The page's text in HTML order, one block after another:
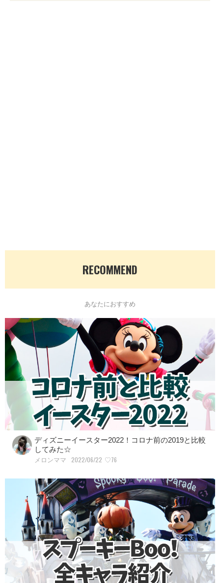
RECOMMEND
あなたにおすすめ
ディズニーイースター2022！コロナ前の2019と比較
してみた☆
メロンママ 2022/06/22 ♡76